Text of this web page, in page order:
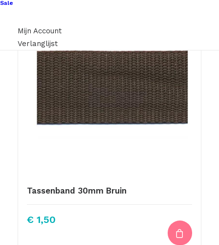
Sale
Mijn Account
Verlanglijst
Tassenband 30mm Bruin
€ 1,50